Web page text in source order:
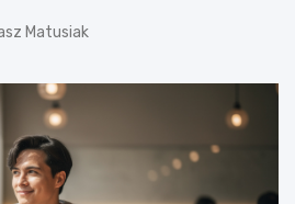
Matusiak